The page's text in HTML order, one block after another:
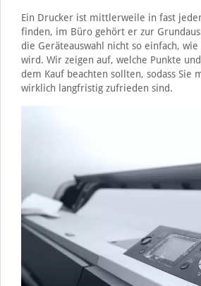
Ein Drucker ist mittlerweile in fast
finden, im Büro gehört er zur
die Geräteauswahl nicht so einfach,
wird. Wir zeigen auf, welche Punkte
dem Kauf beachten sollten, sodass Sie
wirklich langfristig zufrieden sind.